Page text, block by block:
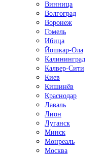
Винница
Волгоград
Воронеж
Гомель
Ибица
Йошкар-Ола
Калининград
Калвер-Сити
Киев
Кишинёв
Краснодар
Лаваль
Лион
Луганск
Минск
Монреаль
Москва